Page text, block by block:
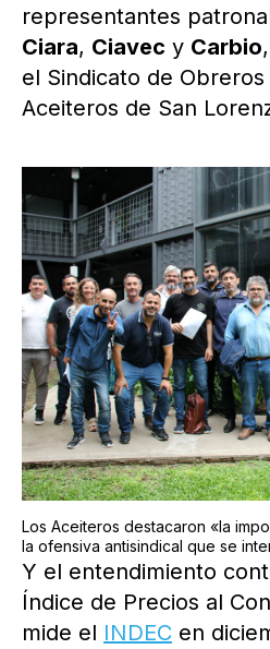
representantes
Ciara, Ciavec y Carbio
el Sindicato de
Aceiteros de San
Los Aceiteros destacaron «la
la ofensiva antisindical que se
Y el entendimiento
Índice de Precios al
mide el INDEC en